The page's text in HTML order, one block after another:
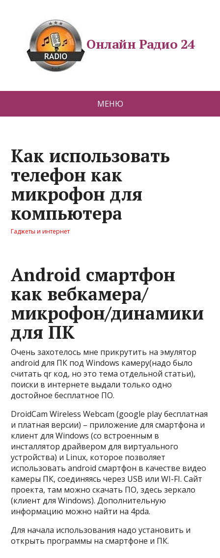
Онлайн Радио 24
МЕНЮ
Как использовать
телефон как
микрофон для
компьютера
Гаджеты и интернет
Android смартфон
как вебкамера/
микрофон/динамики
для ПК
Очень захотелось мне прикрутить на эмулятор
android для ПК под Windows камеру(надо было
считать qr код, но это тема отдельной статьи),
поиски в интернете выдали только одно
достойное бесплатное ПО.
DroidCam Wireless Webcam (google play бесплатная
и платная версии) – приложение для смартфона и
клиент для Windows (со встроенным в
инсталлятор драйвером для виртуального
устройства) и Linux, которое позволяет
использовать android смартфон в качестве видео
камеры ПК, соединяясь через USB или WI-FI. Сайт
проекта, там можно скачать ПО, здесь зеркало
(клиент для Windows). Дополнительную
информацию можно найти на 4pda.
Для начала использования надо установить и
открыть программы на смартфоне и ПК.